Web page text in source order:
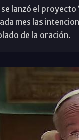
lanzó el
mes las
de la oración.